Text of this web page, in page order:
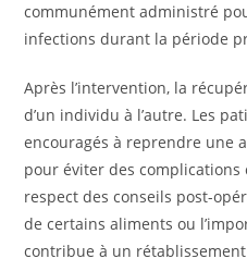
communément administré
infections durant la période
Après l’intervention, la
d’un individu à l’autre. Les
encouragés à reprendre une
pour éviter des complications
respect des conseils post-
de certains aliments ou
contribue à un